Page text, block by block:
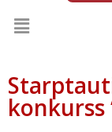
konkurss